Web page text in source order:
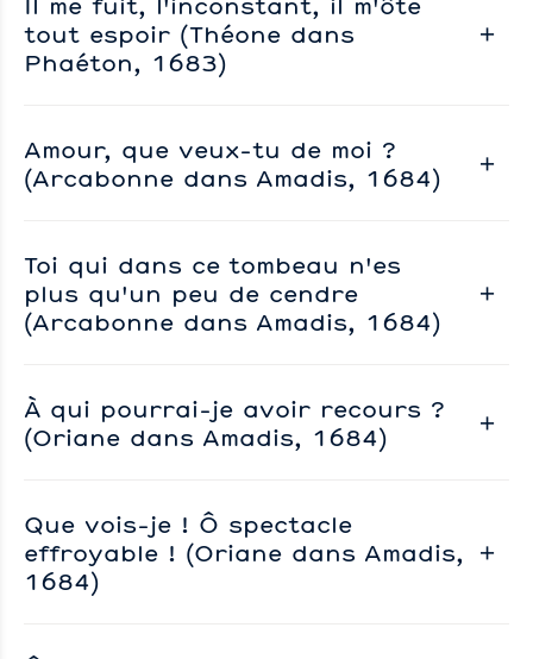
tout espoir (Théone dans
Phaéton, 1683)
Amour, que veux-tu de moi ?
(Arcabonne dans Amadis, 1684)
Toi qui dans ce tombeau n'es
plus qu'un peu de cendre
(Arcabonne dans Amadis, 1684)
À qui pourrai-je avoir recours ?
(Oriane dans Amadis, 1684)
Que vois-je ! Ô spectacle
effroyable ! (Oriane dans Amadis,
1684)